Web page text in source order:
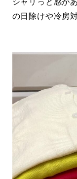
の日除けや冷房